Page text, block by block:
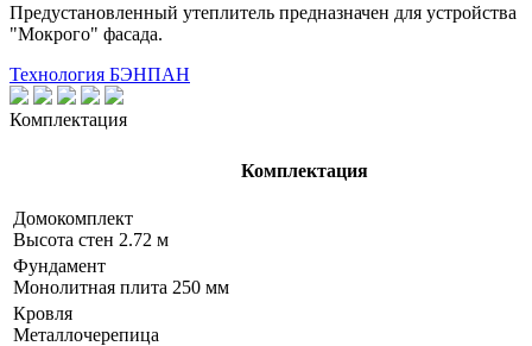
Предустановленный утеплитель предназначен для устройства
"Мокрого" фасада.
Технология БЭНПАН
Комплектация
Комплектация
Домокомплект
Высота стен 2.72 м
Фундамент
Монолитная плита 250 мм
Кровля
Металлочерепица